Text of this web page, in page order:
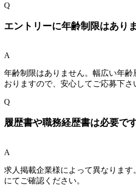
Q
エントリーに年齢制限はあり
A
年齢制限はありません。幅広い年齢
おりますので、安心してご応募下さ
Q
履歴書や職務経歴書は必要で
A
求人掲載企業様によって異なりま
にてご確認ください。